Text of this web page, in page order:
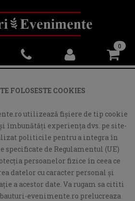
0
FOLOSESTE COOKIES
utilizează fişiere de tip cookie
îmbunătăți experiența dvs. pe site-
politicile pentru a integra în
specificate de Regulamentul (UE)
persoanelor fizice în ceea ce
datelor cu caracter personal și
a acestor date. Va rugam sa cititi
evenimente.ro prelucreaza